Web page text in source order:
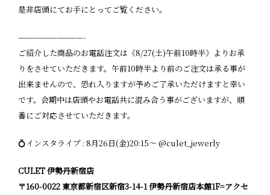
是非店頭にてお手にとってご覧ください。
——————————-
ご紹介した商品のお電話注文は《8/27(土)午前10時半》よりお承
りをさせていただきます。午前10時半より前のご注文は承る事が
出来ませんので、恐れ入りますが予めご了承いただけますと幸い
です。会期中は店頭やお電話共に混み合う事がございますが、順
番にご対応させていただきます。
💍インスタライブ : 8月26日(金)20:15〜 @culet_jewerly
CULET 伊勢丹新宿店
〒160-0022 東京都新宿区新宿3-14-1 伊勢丹新宿店本館1F=アクセ